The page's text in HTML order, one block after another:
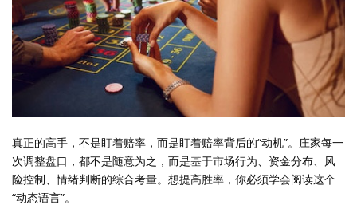
真正的高手，不是盯着赔率，而是盯着赔率背后的“动机”。庄家每一
次调整盘口，都不是随意为之，而是基于市场行为、资金分布、风
险控制、情绪判断的综合考量。想提高胜率，你必须学会阅读这个
“动态语言”。